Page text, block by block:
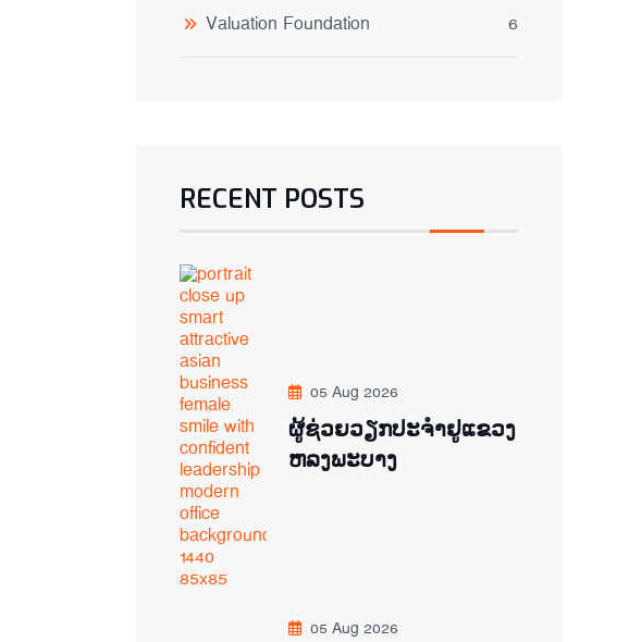
Valuation Foundation 6
RECENT POSTS
05 Aug 2026
ຜູ້ຊ່ວຍ​ວຽກປະ​ຈຳ​ຢູ​​ແຂວງ
ຫລງ​ພະ​ບາງ
05 Aug 2026